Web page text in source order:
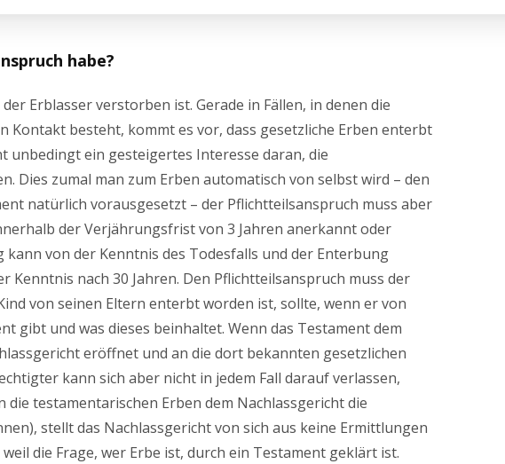
habe?
Erblasser verstorben ist. Gerade in Fällen, in denen die
besteht, kommt es vor, dass gesetzliche Erben enterbt
unbedingt ein gesteigertes Interesse daran, die
Dies zumal man zum Erben automatisch von selbst wird – den
natürlich vorausgesetzt – der Pflichtteilsanspruch muss aber
der Verjährungsfrist von 3 Jahren anerkannt oder
von der Kenntnis des Todesfalls und der Enterbung
nach 30 Jahren. Den Pflichtteilsanspruch muss der
von seinen Eltern enterbt worden ist, sollte, wenn er von
gibt und was dieses beinhaltet. Wenn das Testament dem
eröffnet und an die dort bekannten gesetzlichen
kann sich aber nicht in jedem Fall darauf verlassen,
testamentarischen Erben dem Nachlassgericht die
stellt das Nachlassgericht von sich aus keine Ermittlungen
die Frage, wer Erbe ist, durch ein Testament geklärt ist.